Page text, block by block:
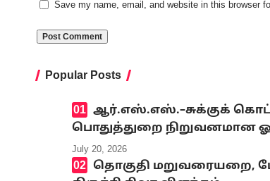
Save my name, email, and website in this browser
Popular Posts
ஆர்.எஸ்.எஸ்.–சுக்குக்
பொதுத்துறை நிறுவனமான
July 20, 2026
தொகுதி மறுவரையறை,